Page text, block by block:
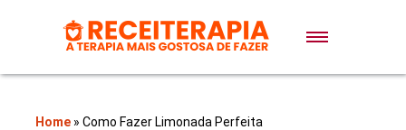
Doces e Sobremesas
Home » Como Fazer Limonada Perfeita